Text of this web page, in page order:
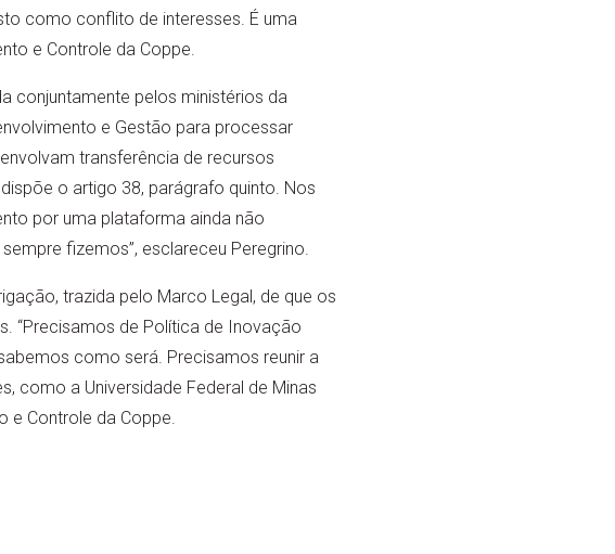
como conflito de interesses. É uma
e Controle da Coppe.
conjuntamente pelos ministérios da
e Gestão para processar
transferência de recursos
o artigo 38, parágrafo quinto. Nos
por uma plataforma ainda não
fizemos”, esclareceu Peregrino.
trazida pelo Marco Legal, de que os
“Precisamos de Política de Inovação
como será. Precisamos reunir a
como a Universidade Federal de Minas
e Controle da Coppe.